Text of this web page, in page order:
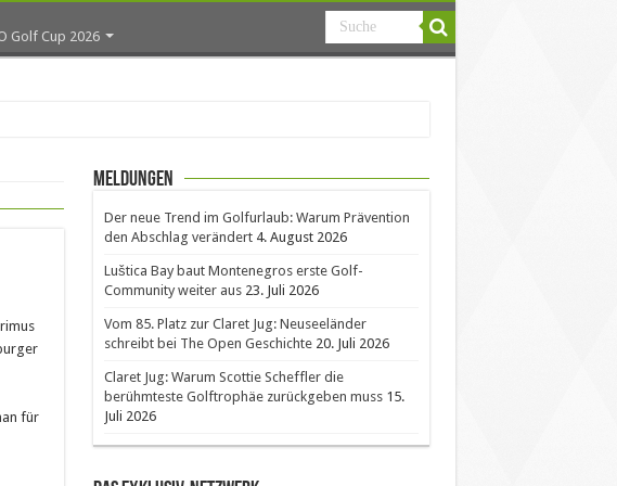
Golf Cup 2026
für
Meldungen
Der neue Trend im Golfurlaub: Warum Prävention
den Abschlag verändert 4. August 2026
Luštica Bay baut Montenegros erste Golf-
Community weiter aus 23. Juli 2026
Vom 85. Platz zur Claret Jug: Neuseeländer
schreibt bei The Open Geschichte 20. Juli 2026
Claret Jug: Warum Scottie Scheffler die
berühmteste Golftrophäe zurückgeben muss 15.
Juli 2026